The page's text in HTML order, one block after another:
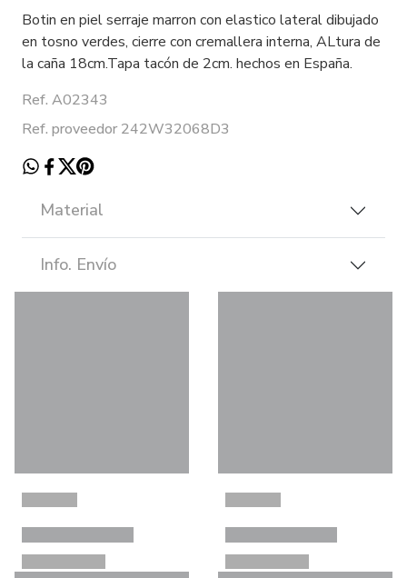
Botin en piel serraje marron con elastico lateral dibujado
en tosno verdes, cierre con cremallera interna, ALtura de
la caña 18cm.Tapa tacón de 2cm. hechos en España.
Ref. A02343
Ref. proveedor 242W32068D3
Material
Info. Envío